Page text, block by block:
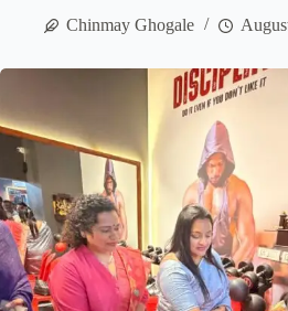
Chinmay Ghogale